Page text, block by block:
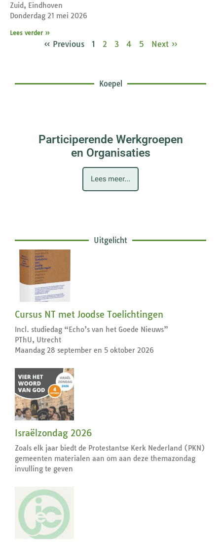
Zuid, Eindhoven
Donderdag 21 mei 2026
Lees verder »
« Previous 1 2 3 4 5 Next »
Koepel
Participerende Werkgroepen
en Organisaties
Lees meer...
Uitgelicht
Cursus NT met Joodse Toelichtingen
Incl. studiedag “Echo’s van het Goede Nieuws”
PThU, Utrecht
Maandag 28 september en 5 oktober 2026
Israëlzondag 2026
Zoals elk jaar biedt de Protestantse Kerk Nederland (PKN)
gemeenten materialen aan om aan deze themazondag
invulling te geven